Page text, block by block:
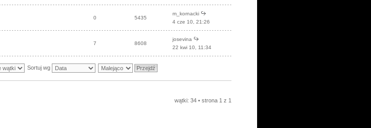
0 5435
m_kornacki
4 cze 10, 21:26
7 8608
josevina
22 kwi 10, 11:34
Sortuj wg
wątki: 34 • strona 1 z 1